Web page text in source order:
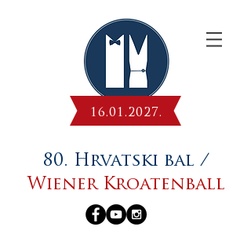
16.01.2027.
80. Hrvatski bal /
Wiener Kroatenball